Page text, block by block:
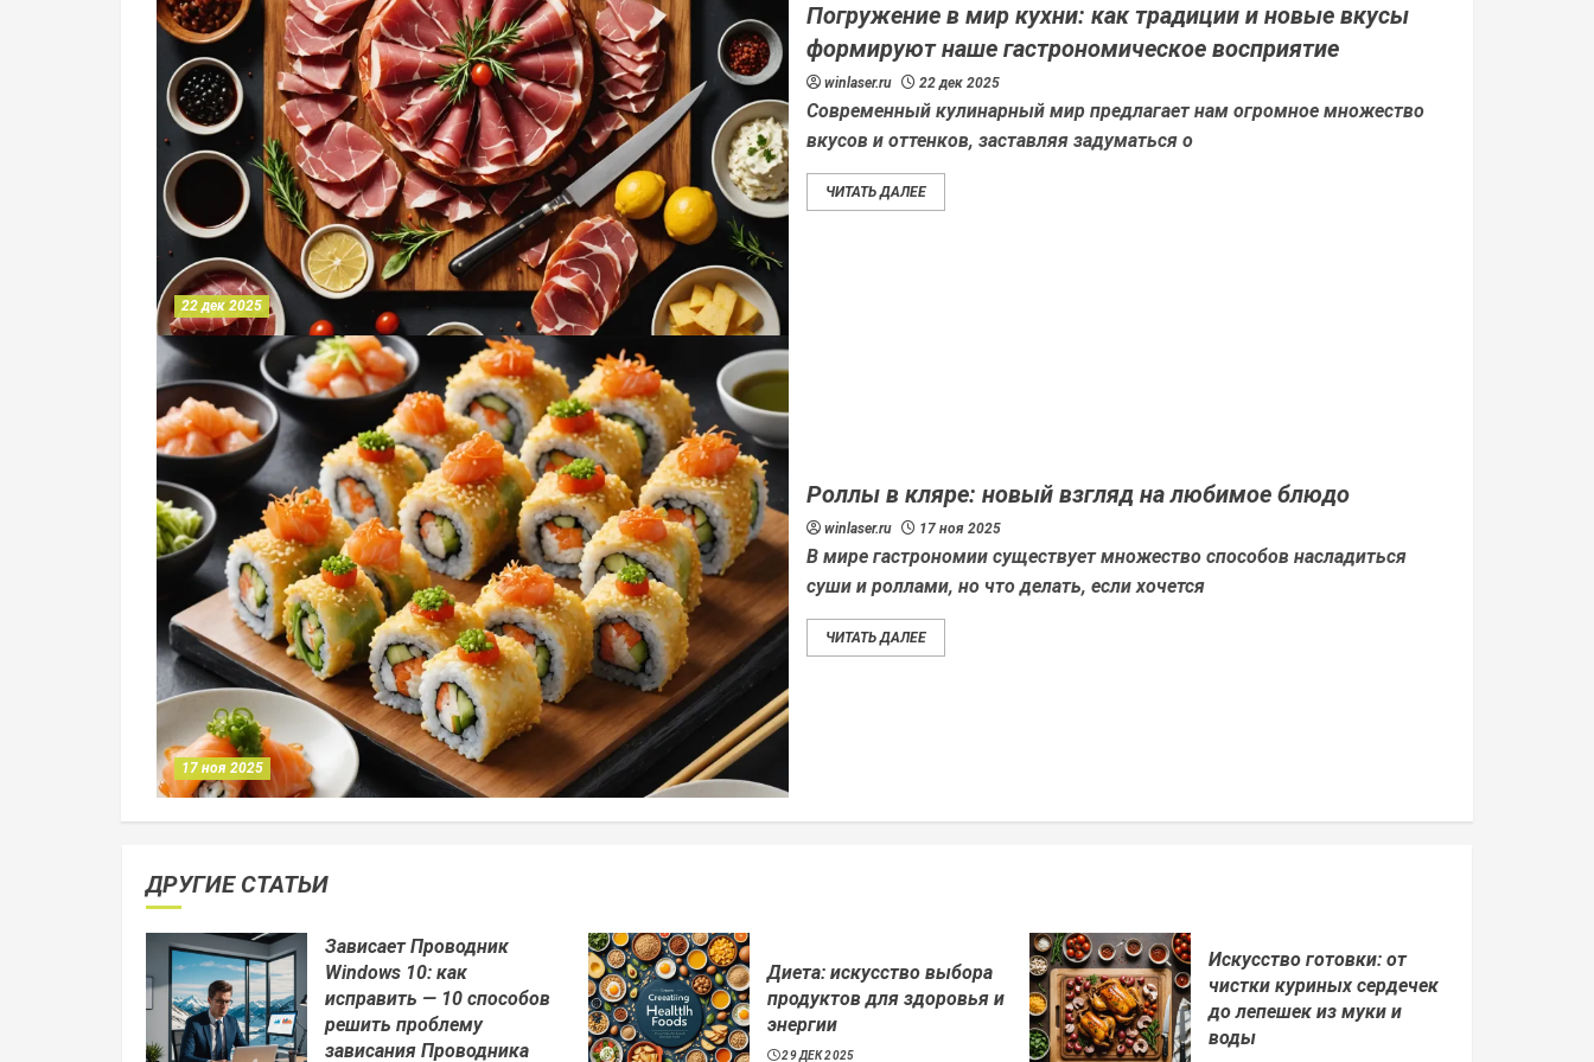
22 дек 2025
Погружение в мир кухни: как традиции и новые вкусы
формируют наше гастрономическое восприятие
winlaser.ru 22 дек 2025
Современный кулинарный мир предлагает нам огромное множество
вкусов и оттенков, заставляя задуматься о
ЧИТАТЬ ДАЛЕЕ
17 ноя 2025
Роллы в кляре: новый взгляд на любимое блюдо
winlaser.ru 17 ноя 2025
В мире гастрономии существует множество способов насладиться
суши и роллами, но что делать, если хочется
ЧИТАТЬ ДАЛЕЕ
ДРУГИЕ СТАТЬИ
Зависает Проводник
Windows 10: как
исправить — 10 способов
решить проблему
зависания Проводника
Диета: искусство выбора
продуктов для здоровья и
энергии
29 ДЕК 2025
Искусство готовки: от
чистки куриных сердечек
до лепешек из муки и
воды